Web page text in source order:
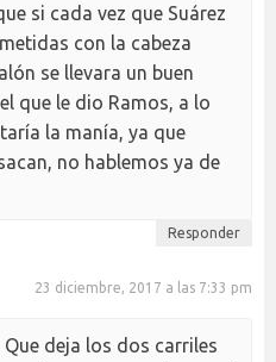
si cada vez que Suárez
con la cabeza
se llevara un buen
que le dio Ramos, a lo
la manía, ya que
no hablemos ya de
Responder
23 diciembre, 2017 a las 7:33 pm
Que deja los dos carriles